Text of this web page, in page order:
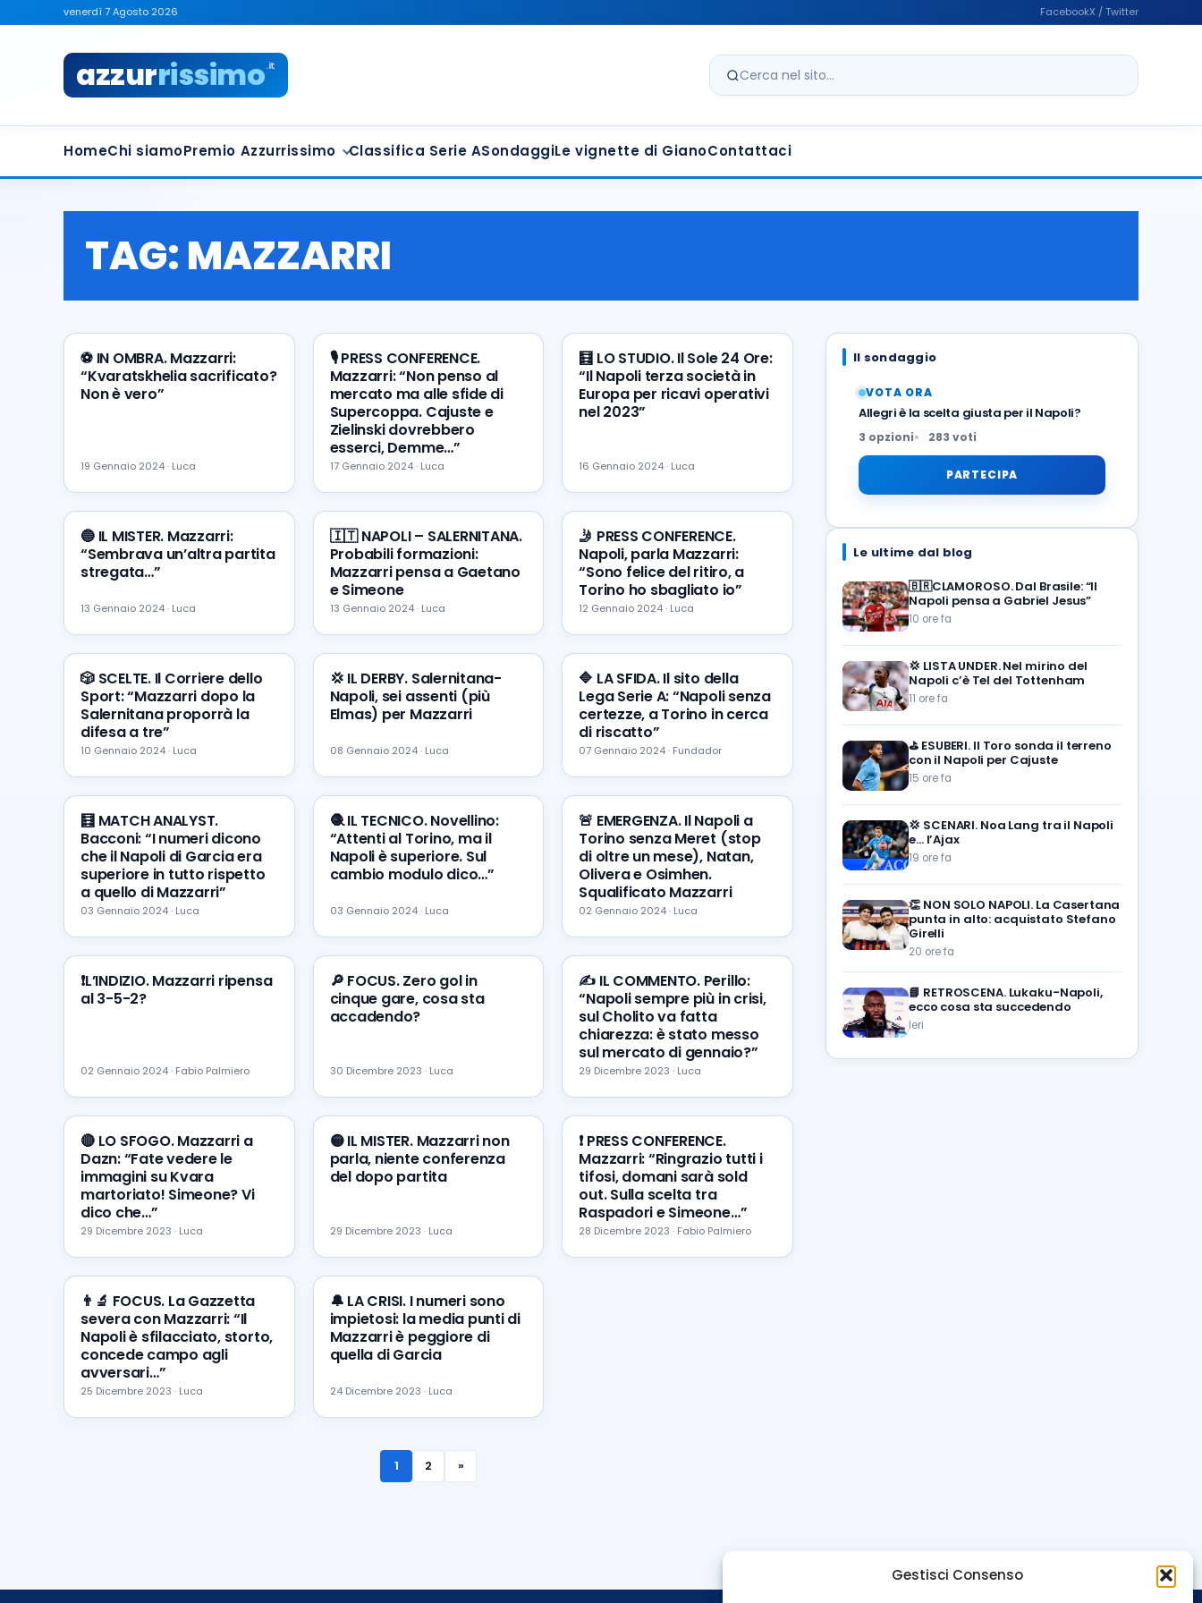
Gestisci Consenso
venerdì 7 Agosto 2026 FacebookX / Twitter
azzurrissimo.it
Cerca nel sito
HomeChi siamoPremio Azzurrissimo Classifica Serie ASondaggiLe vignette di GianoContattaci
TAG:MAZZARRI
⚽️ IN OMBRA. Mazzarri:
“Kvaratskhelia sacrificato?
Non è vero”
19 Gennaio 2024 · Luca
🎙️ PRESS CONFERENCE.
Mazzarri: “Non penso al
mercato ma alle sfide di
Supercoppa. Cajuste e
Zielinski dovrebbero
esserci, Demme…”
17 Gennaio 2024 · Luca
🧮 LO STUDIO. Il Sole 24 Ore:
“Il Napoli terza società in
Europa per ricavi operativi
nel 2023”
16 Gennaio 2024 · Luca
🔵 IL MISTER. Mazzarri:
“Sembrava un’altra partita
stregata…”
13 Gennaio 2024 · Luca
🇮🇹 NAPOLI – SALERNITANA.
Probabili formazioni:
Mazzarri pensa a Gaetano
e Simeone
13 Gennaio 2024 · Luca
🤳 PRESS CONFERENCE.
Napoli, parla Mazzarri:
“Sono felice del ritiro, a
Torino ho sbagliato io”
12 Gennaio 2024 · Luca
🎲 SCELTE. Il Corriere dello
Sport: “Mazzarri dopo la
Salernitana proporrà la
difesa a tre”
10 Gennaio 2024 · Luca
💢 IL DERBY. Salernitana-
Napoli, sei assenti (più
Elmas) per Mazzarri
08 Gennaio 2024 · Luca
🔷 LA SFIDA. Il sito della
Lega Serie A: “Napoli senza
certezze, a Torino in cerca
di riscatto”
07 Gennaio 2024 · Fundador
🧮 MATCH ANALYST.
Bacconi: “I numeri dicono
che il Napoli di Garcia era
superiore in tutto rispetto
a quello di Mazzarri”
03 Gennaio 2024 · Luca
🧶 IL TECNICO. Novellino:
“Attenti al Torino, ma il
Napoli è superiore. Sul
cambio modulo dico…”
03 Gennaio 2024 · Luca
🚨 EMERGENZA. Il Napoli a
Torino senza Meret (stop
di oltre un mese), Natan,
Olivera e Osimhen.
Squalificato Mazzarri
02 Gennaio 2024 · Luca
❗️L’INDIZIO. Mazzarri ripensa
al 3-5-2?
02 Gennaio 2024 · Fabio Palmiero
🔎 FOCUS. Zero gol in
cinque gare, cosa sta
accadendo?
30 Dicembre 2023 · Luca
✍️ IL COMMENTO. Perillo:
“Napoli sempre più in crisi,
sul Cholito va fatta
chiarezza: è stato messo
sul mercato di gennaio?”
29 Dicembre 2023 · Luca
🔴 LO SFOGO. Mazzarri a
Dazn: “Fate vedere le
immagini su Kvara
martoriato! Simeone? Vi
dico che…”
29 Dicembre 2023 · Luca
🟡 IL MISTER. Mazzarri non
parla, niente conferenza
del dopo partita
29 Dicembre 2023 · Luca
❗️ PRESS CONFERENCE.
Mazzarri: “Ringrazio tutti i
tifosi, domani sarà sold
out. Sulla scelta tra
Raspadori e Simeone…”
28 Dicembre 2023 · Fabio Palmiero
👨‍🔬 FOCUS. La Gazzetta
severa con Mazzarri: “Il
Napoli è sfilacciato, storto,
concede campo agli
avversari…”
25 Dicembre 2023 · Luca
🔔 LA CRISI. I numeri sono
impietosi: la media punti di
Mazzarri è peggiore di
quella di Garcia
24 Dicembre 2023 · Luca
1 2 »
Il sondaggio
VOTA ORA
Allegri è la scelta giusta per il Napoli?
3 opzioni 283 voti
PARTECIPA
Le ultime dal blog
🇧🇷CLAMOROSO. Dal Brasile: “Il
Napoli pensa a Gabriel Jesus”
10 ore fa
💢 LISTA UNDER. Nel mirino del
Napoli c’è Tel del Tottenham
11 ore fa
⛳ ESUBERI. Il Toro sonda il terreno
con il Napoli per Cajuste
15 ore fa
💢 SCENARI. Noa Lang tra il Napoli
e… l’Ajax
19 ore fa
👏 NON SOLO NAPOLI. La Casertana
punta in alto: acquistato Stefano
Girelli
20 ore fa
📘 RETROSCENA. Lukaku-Napoli,
ecco cosa sta succedendo
Ieri